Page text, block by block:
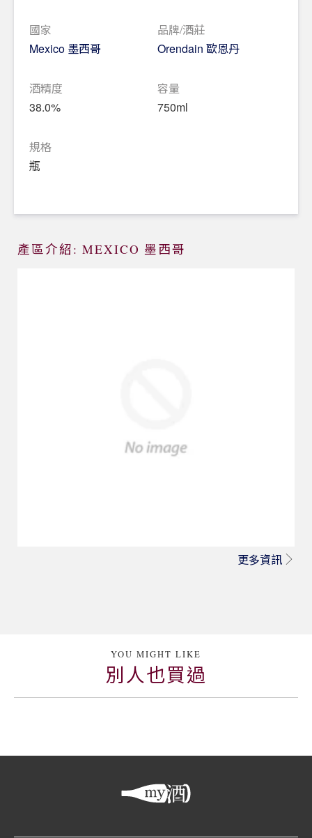
國家
Mexico 墨西哥
品牌/酒莊
Orendain 歐恩丹
酒精度
38.0%
容量
750ml
規格
瓶
產區介紹: MEXICO 墨西哥
更多資訊
YOU MIGHT LIKE
別人也買過